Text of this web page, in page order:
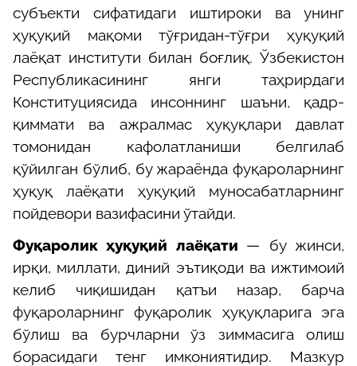
субъекти сифатидаги иштироки ва унинг
ҳуқуқий мақоми тўғридан-тўғри ҳуқуқий
лаёқат институти билан боғлиқ. Ўзбекистон
Республикасининг янги таҳрирдаги
Конституциясида инсоннинг шаъни, қадр-
қиммати ва ажралмас ҳуқуқлари давлат
томонидан кафолатланиши белгилаб
қўйилган бўлиб, бу жараёнда фуқароларнинг
ҳуқуқ лаёқати ҳуқуқий муносабатларнинг
пойдевори вазифасини ўтайди.
Фуқаролик ҳуқуқий лаёқати — бу жинси,
ирқи, миллати, диний эътиқоди ва ижтимоий
келиб чиқишидан қатъи назар, барча
фуқароларнинг фуқаролик ҳуқуқларига эга
бўлиш ва бурчларни ўз зиммасига олиш
борасидаги тенг имкониятидир. Мазкур